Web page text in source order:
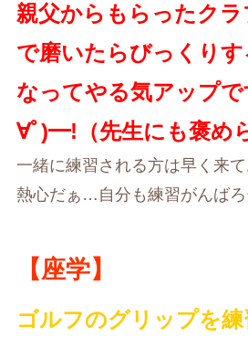
親父からもらったク
で磨いたらびっくり
なってやる気アップ
∀ﾟ)━!（先生にも褒め
一緒に練習される方は早く来
熱心だぁ…自分も練習がんばろ
【座学】
ゴルフのグリップを